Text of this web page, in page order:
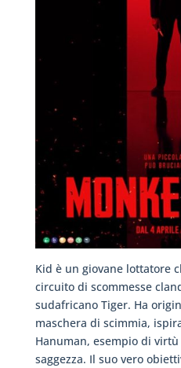
Kid è un giovane lottatore
circuito di scommesse
sudafricano Tiger. Ha
maschera di scimmia,
Hanuman, esempio di
saggezza. Il suo vero